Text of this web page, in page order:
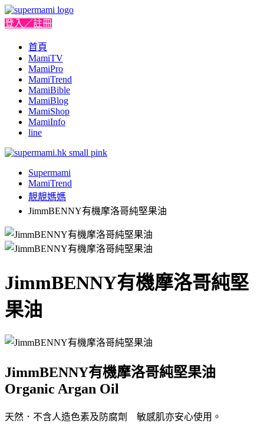
登入／註冊
首頁
MamiTV
MamiPro
MamiTrend
MamiBible
MamiBlog
MamiShop
MamiInfo
line
Supermami
MamiTrend
靚靚媽媽
JimmBENNY有機摩洛哥純堅果油
JimmBENNY有機摩洛哥純堅
果油
JimmBENNY有機摩洛哥純堅果油
Organic Argan Oil
天然．不含人造色素及防腐劑 敏感肌亦安心使用。